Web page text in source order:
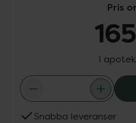
Pris
I
Snabba leveranser